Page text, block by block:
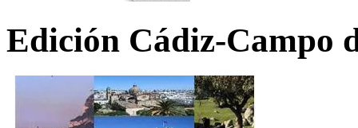
Edición Cádiz-Campo